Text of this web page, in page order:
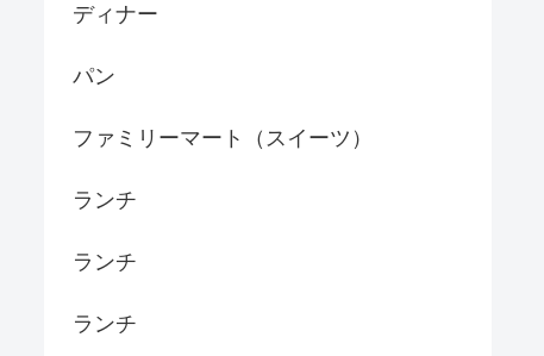
ディナー
パン
ファミリーマート（スイーツ）
ランチ
ランチ
ランチ